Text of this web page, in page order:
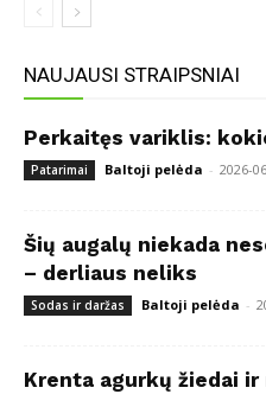
NAUJAUSI STRAIPSNIAI
Perkaitęs variklis:
Patarimai Baltoji pelėda - 2026-
Šių augalų niekada
– derliaus neliks
Sodas ir daržas Baltoji pelėda -
Krenta agurkų žiedai ir